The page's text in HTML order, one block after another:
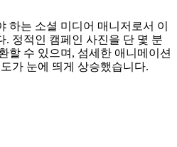
하는 소셜 미디어 매니저로서 이
. 정적인 캠페인 사진을 단 몇 분
할 수 있으며, 섬세한 애니메이션
가 눈에 띄게 상승했습니다.